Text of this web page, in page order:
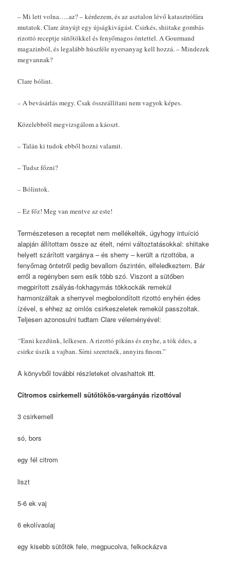
– Mi lett volna…..az? – kérdezem, és az asztalon lévő katasztrófára
mutatok. Clare átnyújt egy újságkivágást. Csirkés, shiitake gombás
rizottó receptje sütőtökkel és fenyőmagos öntettel. A Gourmand
magazinból, és legalább húszféle nyersanyag kell hozzá. – Mindezek
megvannak?
Clare bólint.
–A bevásárlás megy. Csak összeállítani nem vagyok képes.
Közelebbről megvizsgálom a káoszt.
–Talán ki tudok ebből hozni valamit.
–Tudsz főzni?
–Bólintok.
–Ez főz! Meg van mentve az este!
Természetesen a receptet nem mellékelték, úgyhogy intuíció
alapján állítottam össze az ételt, némi változtatásokkal: shiitake
helyett szárított vargánya – és sherry – került a rizottóba, a
fenyőmag öntetről pedig bevallom őszintén, elfeledkeztem. Bár
erről a regényben sem esik több szó. Viszont a sütőben
megpirított zsályás-fokhagymás tökkockák remekül
harmonizáltak a sherryvel megbolondított rizottó enyhén édes
ízével, s ehhez az omlós csirkeszeletek remekül passzoltak.
Teljesen azonosulni tudtam Clare véleményével:
“Enni kezdünk, lelkesen. A rizottó pikáns és enyhe, a tök édes, a
csirke úszik a vajban. Sírni szeretnék, annyira finom.”
A könyvből további részleteket olvashattokitt.
Citromos csirkemell sütőtökös-vargányás rizottóval
3 csirkemell
só, bors
egy fél citrom
liszt
5-6 ek vaj
6 ekolívaolaj
egy kisebb sütőtök fele, megpucolva, felkockázva